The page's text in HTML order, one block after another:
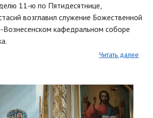
11-ю по Пятидесятнице,
возглавил служение Божественной
Вознесенском кафедральном соборе
Читать далее